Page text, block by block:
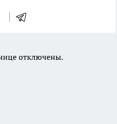
отключены.